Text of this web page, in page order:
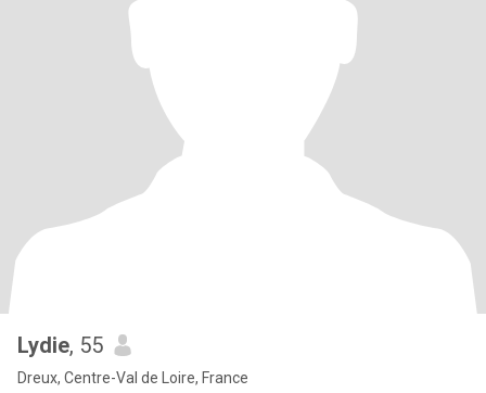
Lydie, 55
Dreux, Centre-Val de Loire, France